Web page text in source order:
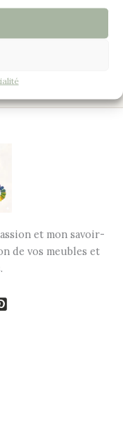
clair, avec
conserver un
et sublimé par un
et soigné.
et mon savoir-
de vos meubles et